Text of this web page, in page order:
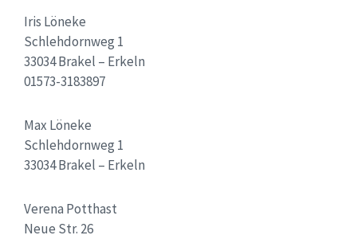
Iris Löneke
Schlehdornweg 1
33034 Brakel – Erkeln
01573-3183897
Max Löneke
Schlehdornweg 1
33034 Brakel – Erkeln
Verena Potthast
Neue Str. 26